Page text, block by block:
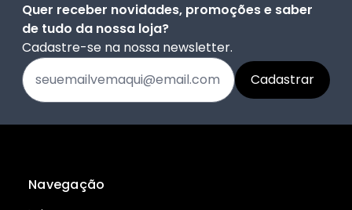
Quer receber novidades, promoções e saber
de tudo da nossa loja?
Cadastre-se na nossa newsletter.
Navegação